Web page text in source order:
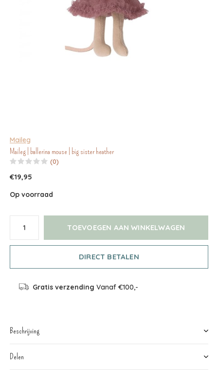
Maileg
Maileg | ballerina mouse | big sister heather
(0)
€19,95
Op voorraad
TOEVOEGEN AAN WINKELWAGEN
DIRECT BETALEN
Gratis verzending Vanaf €100,-
Beschrijving
Delen